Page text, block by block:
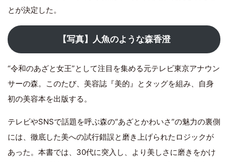
とが決定した。
【写真】人魚のような森香澄
“令和のあざと女王”として注目を集める元テレビ東京アナウン
サーの森。このたび、美容誌『美的』とタッグを組み、自身
初の美容本を出版する。
テレビやSNSで話題を呼ぶ森の“あざとかわいさ”の魅力の裏側
には、徹底した美への試行錯誤と磨き上げられたロジックが
あった。本書では、30代に突入し、より美しさに磨きをかけ